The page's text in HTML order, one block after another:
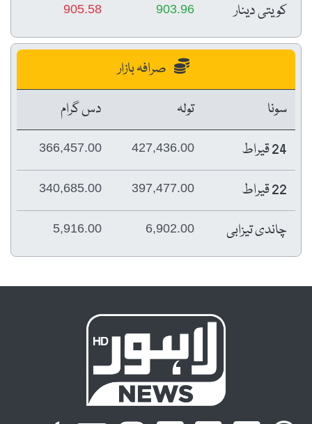
کویتی دینار 903.96
905.58
صرافہ بازار
سونا
تولہ
دس گرام
24 قیراط
427,436.00
366,457.00
22 قیراط 397,477.00
340,685.00
چاندی تیزابی 6,902.00
5,916.00